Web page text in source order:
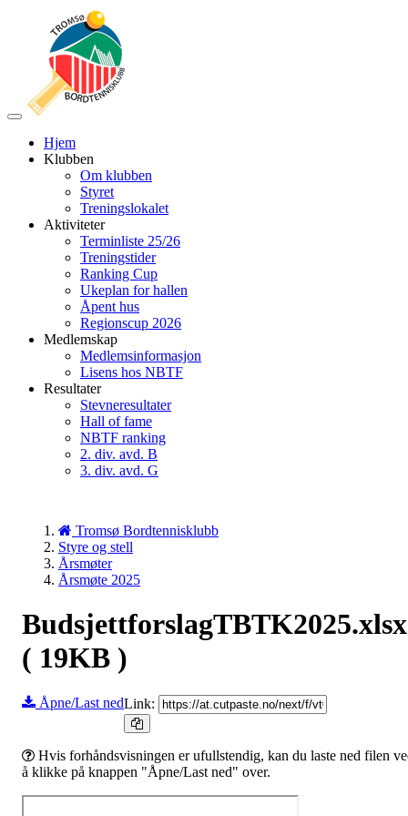
Veksle
navigasjon
Hjem
Klubben
Om klubben
Styret
Treningslokalet
Aktiviteter
Terminliste 25/26
Treningstider
Ranking Cup
Ukeplan for hallen
Åpent hus
Regionscup 2026
Medlemskap
Medlemsinformasjon
Lisens hos NBTF
Resultater
Stevneresultater
Hall of fame
NBTF ranking
2. div. avd. B
3. div. avd. G
Tromsø Bordtennisklubb
Styre og stell
Årsmøter
Årsmøte 2025
BudsjettforslagTBTK2025.xlsx
( 19KB )
Åpne/Last nedLink:
Hvis forhåndsvisningen er ufullstendig, kan du laste ned filen
å klikke på knappen "Åpne/Last ned" over.